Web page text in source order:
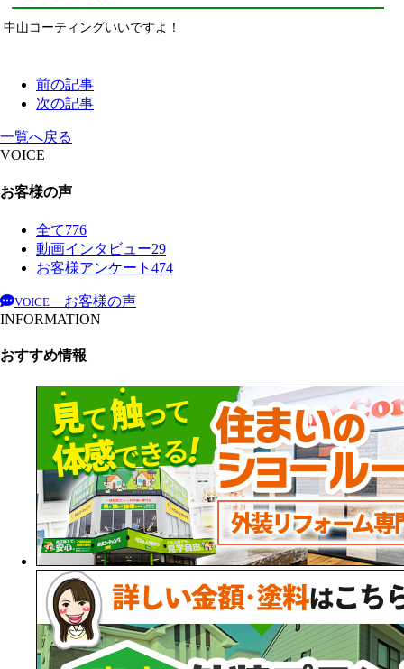
中山コーティングいいですよ！
前の記事
次の記事
一覧へ戻る
VOICE
お客様の声
全て776
動画インタビュー29
お客様アンケート 474
VOICE
お客様の声
INFORMATION
おすすめ情報